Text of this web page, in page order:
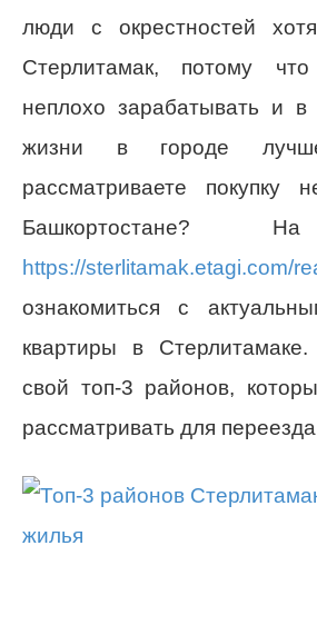
люди с окрестностей
Стерлитамак, потому
неплохо зарабатывать и
жизни в городе
рассматриваете покупку
Башкортостане?
https://sterlitamak.etagi.com/
ознакомиться с
квартиры в
свой топ-3 районов,
рассматривать для